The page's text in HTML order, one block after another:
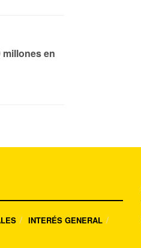
millones en
INTERÉS GENERAL